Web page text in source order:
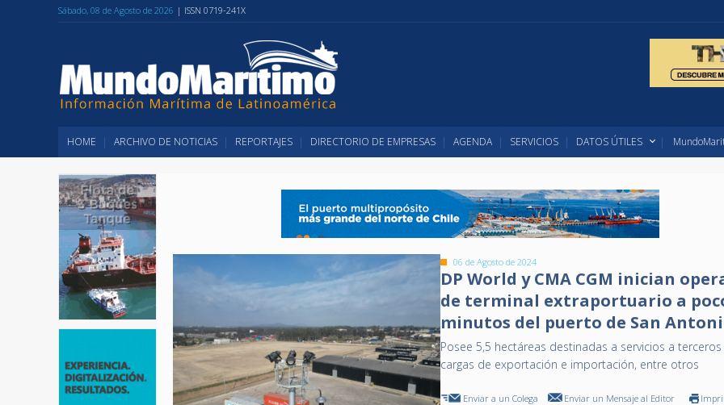
Sábado, 08 de Agosto de 2026 | ISSN 0719-241X
HOME ARCHIVO DE NOTICIAS REPORTAJES DIRECTORIO DE EMPRESAS AGENDA SERVICIOS DATOS ÚTILES
06 de Agosto de 2024
DP World y CMA CGM inician
de terminal extraportuario a
minutos del puerto de San
Posee 5,5 hectáreas destinadas a servicios a
cargas de exportación e importación, entre otros
Enviar a un Colega Enviar un Mensaje al Editor